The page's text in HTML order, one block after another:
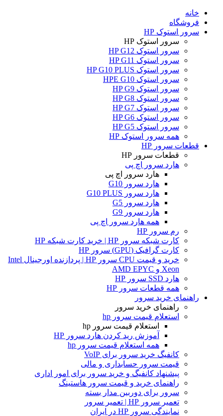
خانه
فروشگاه
سرور استوک HP
سرور استوک HP
سرور استوک HP G12
سرور استوک HP G11
سرور استوک HP G10 PLUS
سرور استوک HPE G10
سرور استوک HP G9
سرور استوک HP G8
سرور استوک HP G7
سرور استوک HP G6
سرور استوک HP G5
همه سرور استوک HP
قطعات سرور HP
قطعات سرور HP
هارد سرور اچ پی
هارد سرور اچ پی
هارد سرور G10
هارد سرور G10 PLUS
هارد سرور G5
هارد سرور G9
همه هارد سرور اچ پی
رم سرور HP
کارت شبکه سرور HP | خرید کارت شبکه HP
کارت گرافیک (GPU) سرور HP
خرید و قیمت CPU سرور HP | پردازنده اورجینال Intel
Xeon و AMD EPYC
هارد SSD سرور HP
همه قطعات سرور HP
راهنمای خرید سرور
راهنمای خرید سرور
استعلام قیمت سرور hp
استعلام قیمت سرور hp
آموزش ريد كردن هارد سرور HP
همه استعلام قیمت سرور hp
کانفیگ خرید سرور برای VoIP
قیمت سرور حسابداری و مالی
پیشنهاد کانفیگ و خرید سرور برای امور اداری
راهنمای خرید و قیمت سرور هاستینگ
سرور برای دوربین مدار بسته
تعمیر سرور HP | تعمیر سرور
نمایندگی سرور HP در ایران